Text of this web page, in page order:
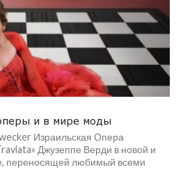
и в мире моды
Израильская Опера
Джузеппе Верди в новой и
переносящей любимый всеми